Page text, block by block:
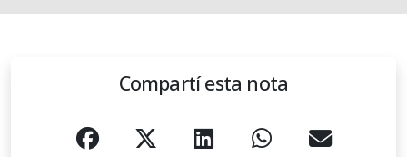
Compartí esta nota